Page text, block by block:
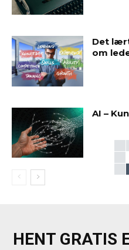
Det
om
AI –
HENT GRATIS